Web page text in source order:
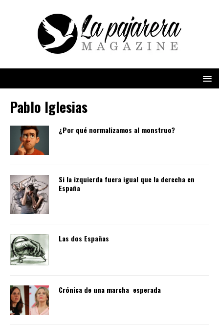
Pablo Iglesias
¿Por qué normalizamos al monstruo?
Si la izquierda fuera igual que la derecha en
España
Las dos Españas
Crónica de una marcha esperada